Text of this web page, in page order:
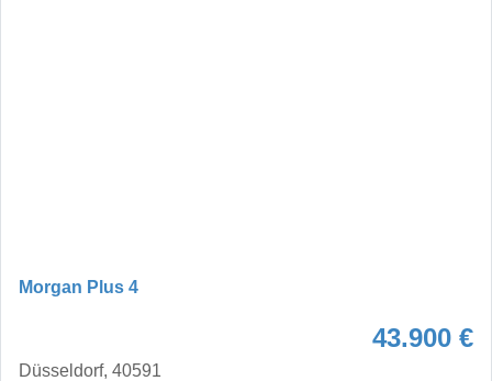
Morgan Plus 4
43.900 €
Düsseldorf, 40591